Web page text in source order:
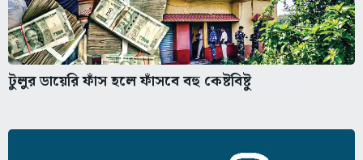
টুলুর ডায়েরি ফাঁস হলে ফাঁসবে বহু কেষ্টবিষ্টু